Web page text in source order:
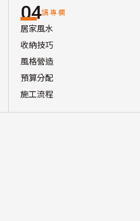
04讀專欄
居家風水
收納技巧
風格營造
預算分配
施工流程